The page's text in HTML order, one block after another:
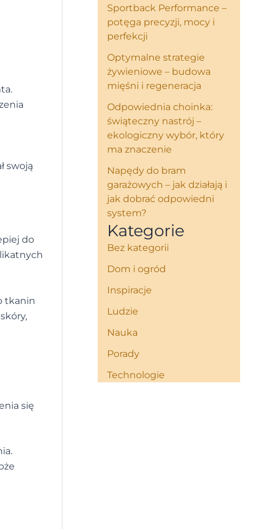
swoją
do
tkanin
się
Sportback Performance –
potęga precyzji, mocy i
perfekcji
Optymalne strategie
żywieniowe – budowa
mięśni i regeneracja
Odpowiednia choinka:
świąteczny nastrój –
ekologiczny wybór, który
ma znaczenie
Napędy do bram
garażowych – jak działają i
jak dobrać odpowiedni
system?
Kategorie
Bez kategorii
Dom i ogród
Inspiracje
Ludzie
Nauka
Porady
Technologie